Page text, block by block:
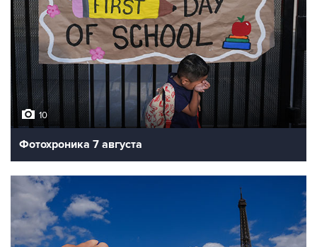
10
Фотохроника 7 августа